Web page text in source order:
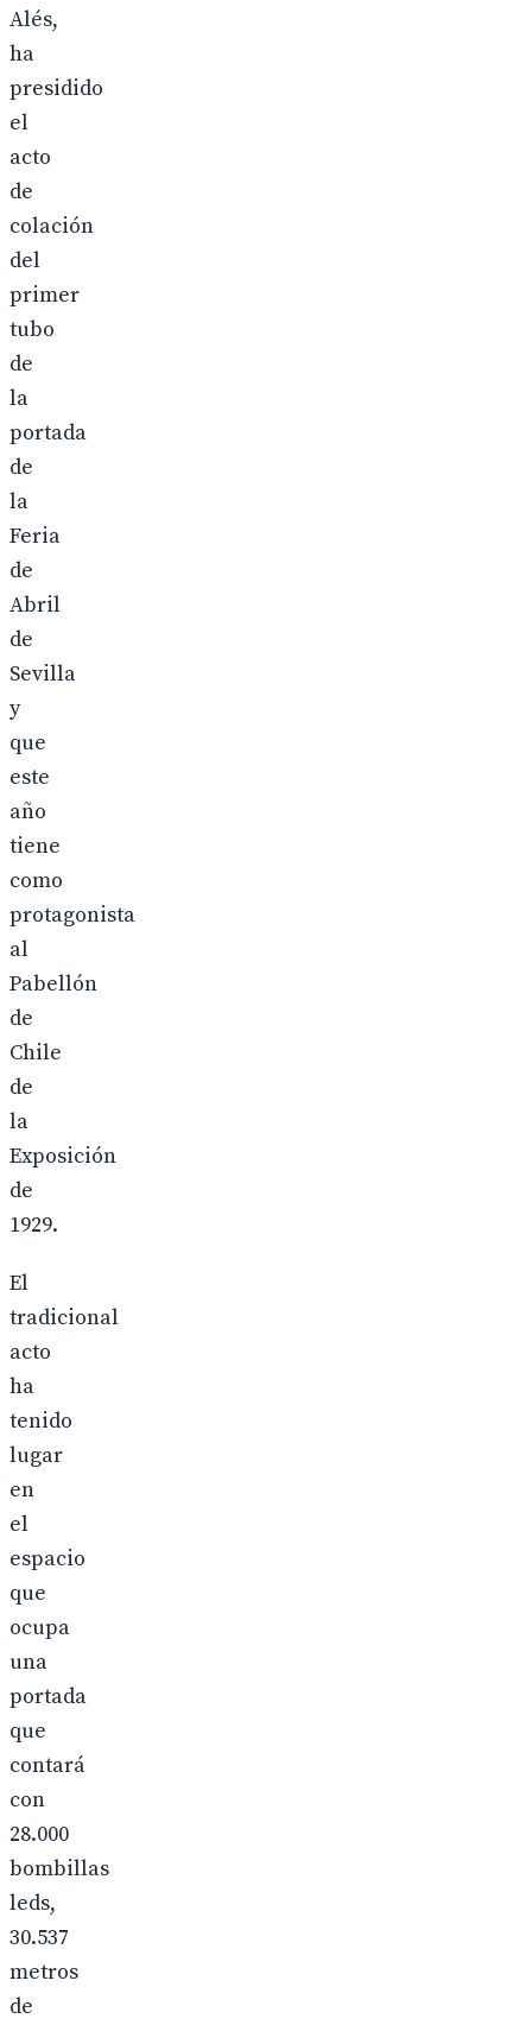
Alés,
ha
presidido
el
acto
de
colación
del
primer
tubo
de
la
portada
de
la
Feria
de
Abril
de
Sevilla
y
que
este
año
tiene
como
protagonista
al
Pabellón
de
Chile
de
la
Exposición
de
1929.
El
tradicional
acto
ha
tenido
lugar
en
el
espacio
que
ocupa
una
portada
que
contará
con
28.000
bombillas
leds,
30.537
metros
de